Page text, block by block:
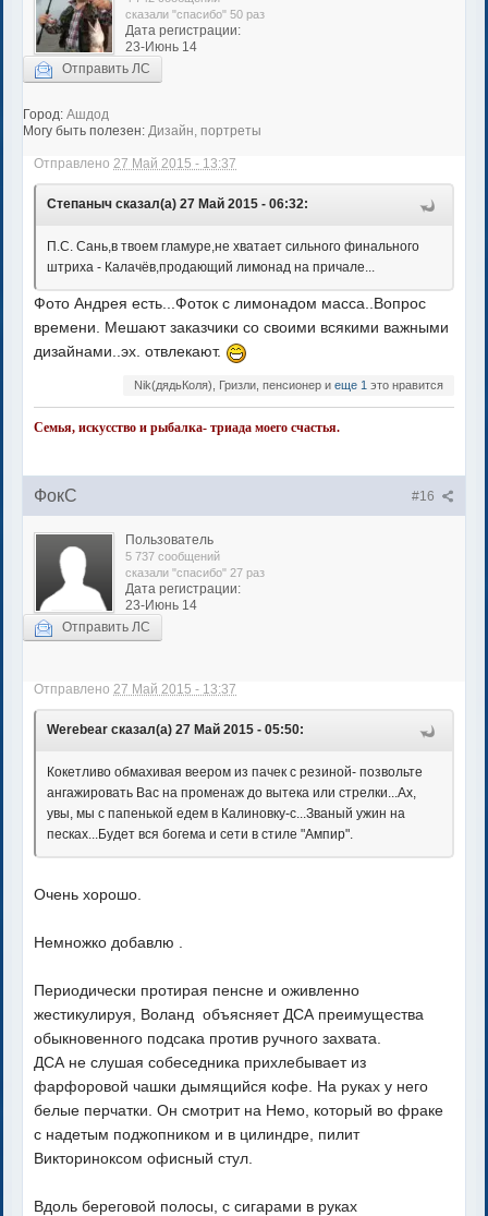
сказали "спасибо" 50 раз
Дата регистрации:
23-Июнь 14
Отправить ЛС
Город: Ашдод
Могу быть полезен: Дизайн, портреты
Отправлено27 Май 2015 - 13:37
Степаныч сказал(а) 27 Май 2015 - 06:32:
П.С. Сань,в твоем гламуре,не хватает сильного финального
штриха - Калачёв,продающий лимонад на причале...
Фото Андрея есть...Фоток с лимонадом масса..Вопрос
времени. Мешают заказчики со своими всякими важными
дизайнами..эх. отвлекают.
Nik(дядьКоля), Гризли, пенсионер и еще 1 это нравится
Семья, искусство и рыбалка- триада моего счастья.
#16
ФокС
Пользователь
5 737 сообщений
сказали "спасибо" 27 раз
Дата регистрации:
23-Июнь 14
Отправить ЛС
Отправлено 27 Май 2015 - 13:37
Werebear сказал(а) 27 Май 2015 - 05:50:
Кокетливо обмахивая веером из пачек с резиной- позвольте
ангажировать Вас на променаж до вытека или стрелки...Ах,
увы, мы с папенькой едем в Калиновку-с...Званый ужин на
песках...Будет вся богема и сети в стиле "Ампир".
Очень хорошо.
Немножко добавлю .
Периодически протирая пенсне и оживленно
жестикулируя, Воланд объясняет ДСА преимущества
обыкновенного подсака против ручного захвата.
ДСА не слушая собеседника прихлебывает из
фарфоровой чашки дымящийся кофе. На руках у него
белые перчатки. Он смотрит на Немо, который во фраке
с надетым поджопником и в цилиндре, пилит
Викториноксом офисный стул.
Вдоль береговой полосы, с сигарами в руках